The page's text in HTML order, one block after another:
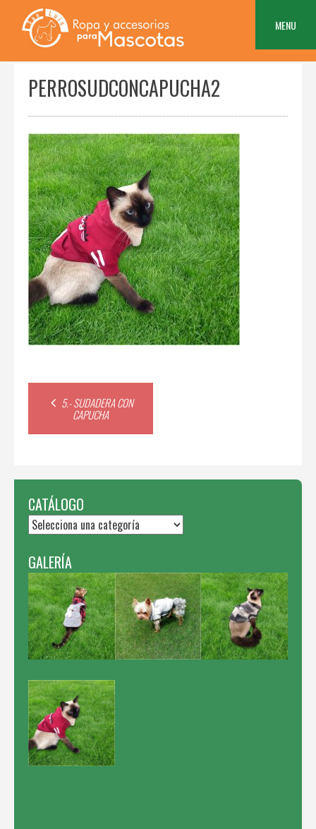
content
MENU
PERROSUDCONCAPUCHA2
Post
navigation
5.- SUDADERA CON
CAPUCHA
CATÁLOGO
GALERÍA